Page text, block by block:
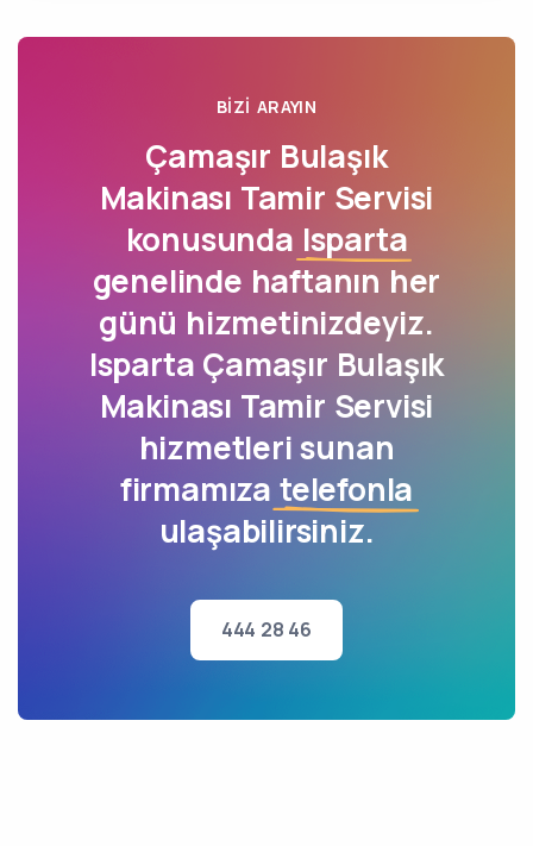
BIZI ARAYIN
Çamaşır Bulaşık
Makinası Tamir Servisi
konusunda Isparta
genelinde haftanın her
günü hizmetinizdeyiz.
Isparta Çamaşır Bulaşık
Makinası Tamir Servisi
hizmetleri sunan
firmamıza telefonla
ulaşabilirsiniz.
444 28 46